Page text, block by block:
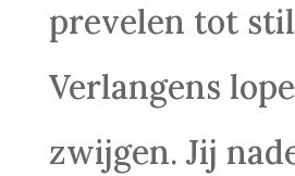
prevelen tot
Verlangens
zwijgen. Jij